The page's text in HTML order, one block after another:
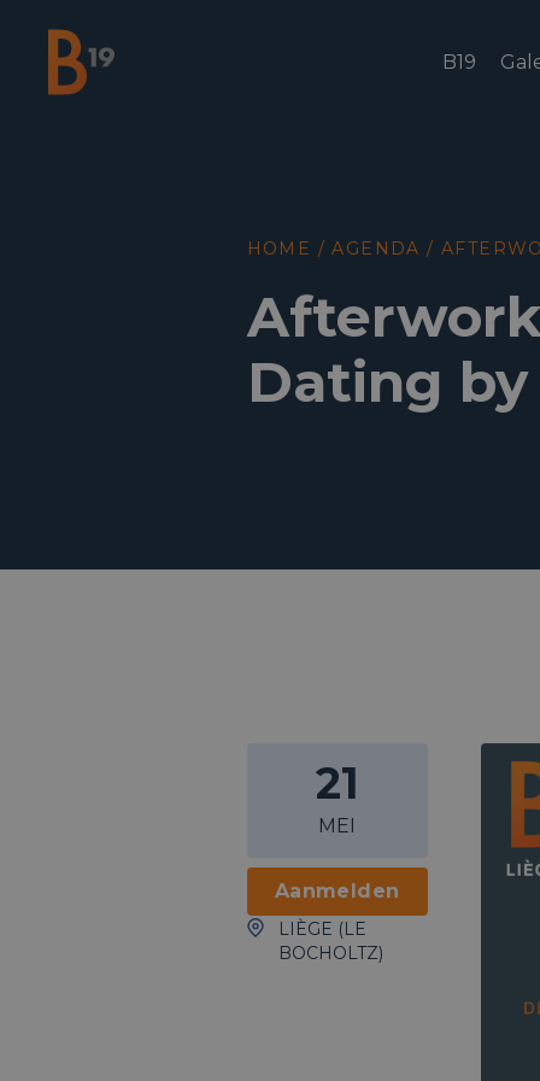
National Business Club & Networking
B19
HOME /AGENDA /
Afterwork
Dating
21
MEI
Aanmelden
LIÈGE (LE
BOCHOLTZ)